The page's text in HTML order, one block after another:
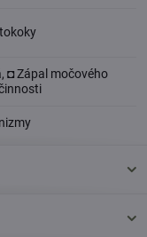
◘ Zápal močového